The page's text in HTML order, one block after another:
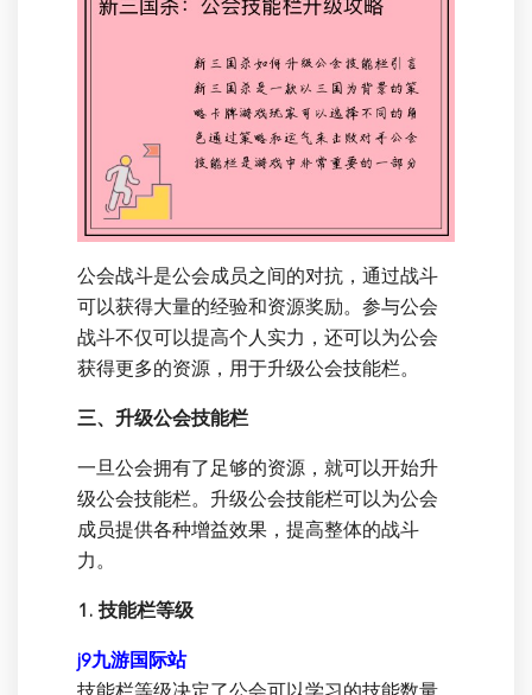
公会战斗是公会成员之间的对抗，通过战斗
可以获得大量的经验和资源奖励。参与公会
战斗不仅可以提高个人实力，还可以为公会
获得更多的资源，用于升级公会技能栏。
三、升级公会技能栏
一旦公会拥有了足够的资源，就可以开始升
级公会技能栏。升级公会技能栏可以为公会
成员提供各种增益效果，提高整体的战斗
力。
1. 技能栏等级
j9九游国际站